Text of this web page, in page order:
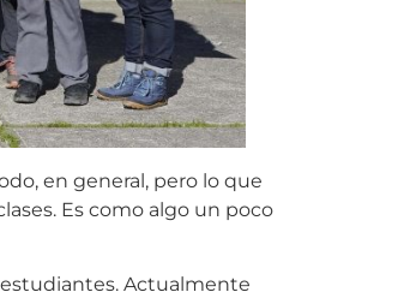
en general, pero lo que
Es como algo un poco
Actualmente